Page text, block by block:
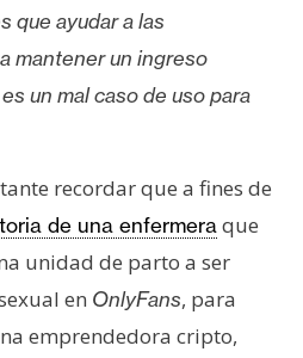
que ayudar a las
mantener un ingreso
un mal caso de uso para
recordar que a fines de
de una enfermera que
unidad de parto a ser
en OnlyFans, para
emprendedora cripto,